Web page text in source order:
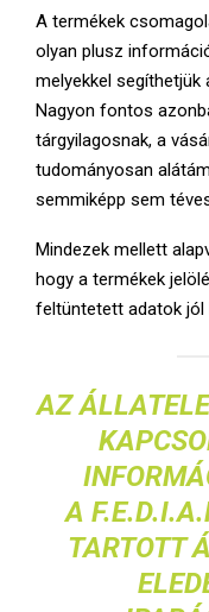
A termékek
olyan plusz
melyekkel segíthetjük
Nagyon fontos
tárgyilagosnak, a
tudományosan
semmiképp sem
Mindezek mellett
hogy a termékek
feltüntetett adatok jól
AZ
A
TARTOTT